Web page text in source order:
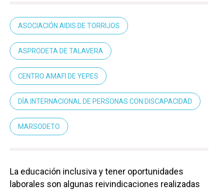
ASOCIACIÓN AIDIS DE TORRIJOS
ASPRODETA DE TALAVERA
CENTRO AMAFI DE YEPES
DÍA INTERNACIONAL DE PERSONAS CON DISCAPACIDAD
MARSODETO
La educación inclusiva y tener oportunidades
laborales son algunas reivindicaciones realizadas